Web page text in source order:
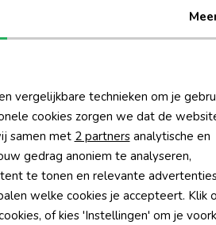
Marketing cookies
vergelijkbare technieken om je
cookies zorgen we dat de
samen met 2 partnersanalytische en
gedrag anoniem te analyseren,
te tonen en relevante
welke cookies je accepteert. Klik
of kies 'Instellingen' om je